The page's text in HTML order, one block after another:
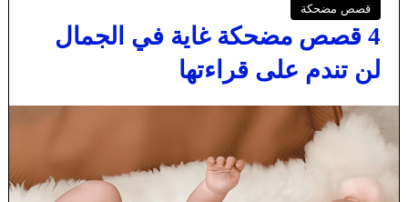
قصص مضحكة
4 قصص مضحكة غاية في الجمال
لن تندم على قراءتها